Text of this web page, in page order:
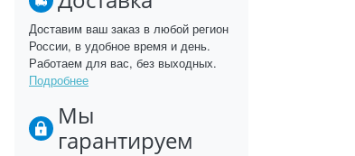
Доставим ваш заказ в любой регион
России, в удобное время и день.
Работаем для вас, без выходных.
Подробнее
Мы
гарантируем